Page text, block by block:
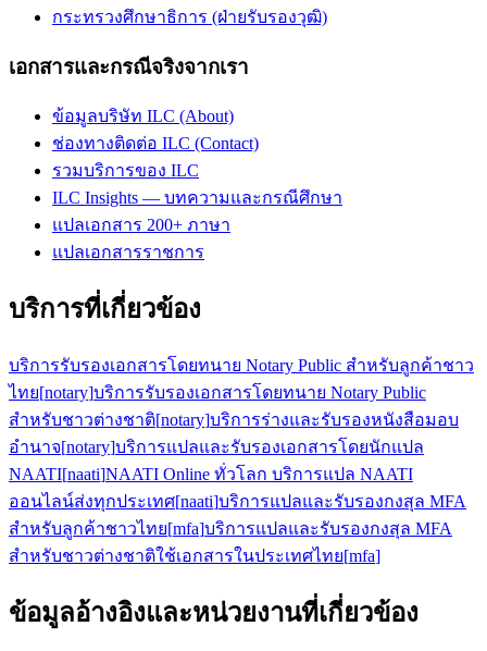
กระทรวงศึกษาธิการ (ฝ่ายรับรองวุฒิ)
เอกสารและกรณีจริงจากเรา
ข้อมูลบริษัท ILC (About)
ช่องทางติดต่อ ILC (Contact)
รวมบริการของ ILC
ILC Insights — บทความและกรณีศึกษา
แปลเอกสาร 200+ ภาษา
แปลเอกสารราชการ
บริการที่เกี่ยวข้อง
บริการรับรองเอกสารโดยทนาย Notary Public สำหรับลูกค้าชาว
ไทย[notary]บริการรับรองเอกสารโดยทนาย Notary Public
สำหรับชาวต่างชาติ[notary]บริการร่างและรับรองหนังสือมอบ
อำนาจ[notary]บริการแปลและรับรองเอกสารโดยนักแปล
NAATI[naati]NAATI Online ทั่วโลก บริการแปล NAATI
ออนไลน์ส่งทุกประเทศ[naati]บริการแปลและรับรองกงสุล MFA
สำหรับลูกค้าชาวไทย[mfa]บริการแปลและรับรองกงสุล MFA
สำหรับชาวต่างชาติใช้เอกสารในประเทศไทย[mfa]
ข้อมูลอ้างอิงและหน่วยงานที่เกี่ยวข้อง